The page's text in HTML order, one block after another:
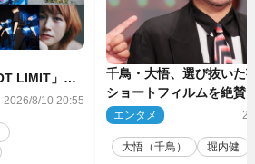
LIMIT」披
！ライ
2026/8/10 20:55
千鳥・大悟、選び抜いた
ショートフィルムを絶
話とか来るんじゃない？
エンタメ
大悟（千鳥） 堀内健